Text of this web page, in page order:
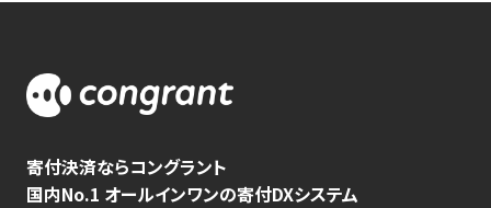
寄付決済ならコングラント
国内No.1 オールインワンの寄付DXシステム